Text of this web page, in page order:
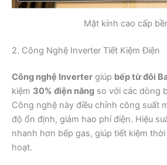
Mặt kính cao cấp
2. Công Nghệ Inverter Tiết Kiệm Điện
Công nghệ Inverter giúp bếp từ đôi
kiệm 30% điện năng so với các dòng
Công nghệ này điều chỉnh công suất
độ ổn định, giảm hao phí điện. Hiệu
nhanh hơn bếp gas, giúp tiết kiệm
hoạt.